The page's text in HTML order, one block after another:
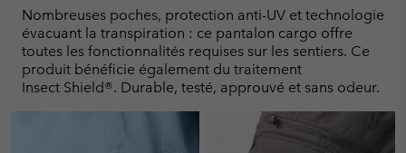
Nombreuses poches, protection anti-UV et technologie
évacuant la transpiration : ce pantalon cargo offre
toutes les fonctionnalités requises sur les sentiers. Ce
produit bénéficie également du traitement
Insect Shield®. Durable, testé, approuvé et sans odeur.